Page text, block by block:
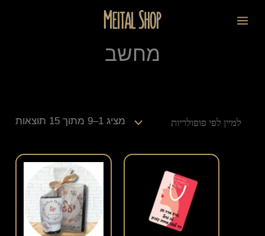
לתוכן
מחשב
מציג 1–9 מתוך 15 תוצאות